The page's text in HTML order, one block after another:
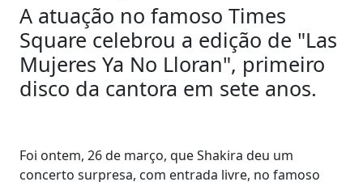
A atuação no famoso Times
Square celebrou a edição de "Las
Mujeres Ya No Lloran", primeiro
disco da cantora em sete anos.
Foi ontem, 26 de março, que Shakira deu um
concerto surpresa, com entrada livre, no famoso